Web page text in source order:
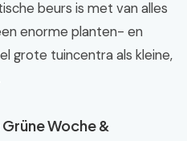
beurs is met van alles
enorme planten- en
grote tuincentra als kleine,
Woche &